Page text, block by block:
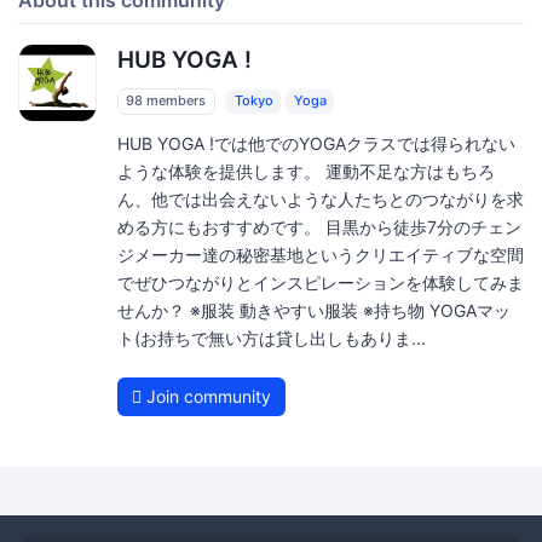
HUB YOGA !
98 members Tokyo Yoga
HUB YOGA !では他でのYOGAクラスでは得られない
ような体験を提供します。 運動不足な方はもちろ
ん、他では出会えないような人たちとのつながりを求
める方にもおすすめです。 目黒から徒歩7分のチェン
ジメーカー達の秘密基地というクリエイティブな空間
でぜひつながりとインスピレーションを体験してみま
せんか？ ※服装 動きやすい服装 ※持ち物 YOGAマッ
ト(お持ちで無い方は貸し出しもありま...
Join community